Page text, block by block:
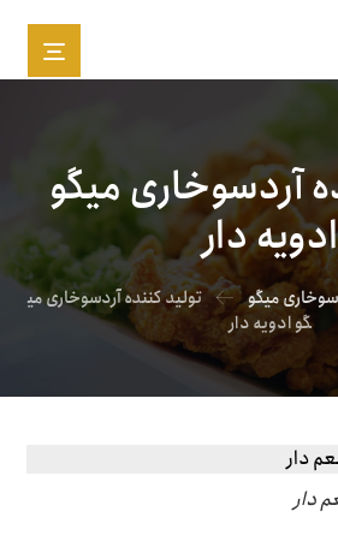
آردسوخاری میگو
ادویه دار
سوخاری میگو
تولید کننده آردسوخاری می
گو ادویه دار
دار